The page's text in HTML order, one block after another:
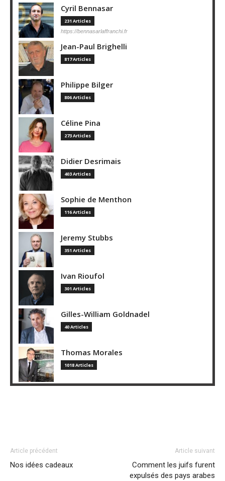
Cyril Bennasar
231 Articles
https://bennasarlaffranchi.fr
Jean-Paul Brighelli
817 Articles
Philippe Bilger
806 Articles
Céline Pina
273 Articles
Didier Desrimais
403 Articles
Sophie de Menthon
116 Articles
Jeremy Stubbs
351 Articles
Ivan Rioufol
301 Articles
Gilles-William Goldnadel
40 Articles
Thomas Morales
1018 Articles
Article précédent
Nos idées cadeaux
Article suivant
Comment les juifs furent
expulsés des pays arabes